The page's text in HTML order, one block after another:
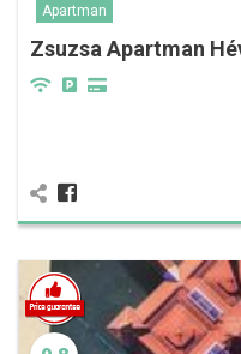
Apartman
Zsuzsa Apartman